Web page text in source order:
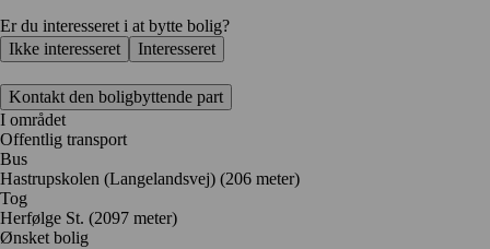
Er du interesseret i at bytte bolig?
Ikke interesseret
Interesseret
Kontakt den boligbyttende part
I området
Offentlig transport
Bus
Hastrupskolen (Langelandsvej) (206 meter)
Tog
Herfølge St. (2097 meter)
Ønsket bolig